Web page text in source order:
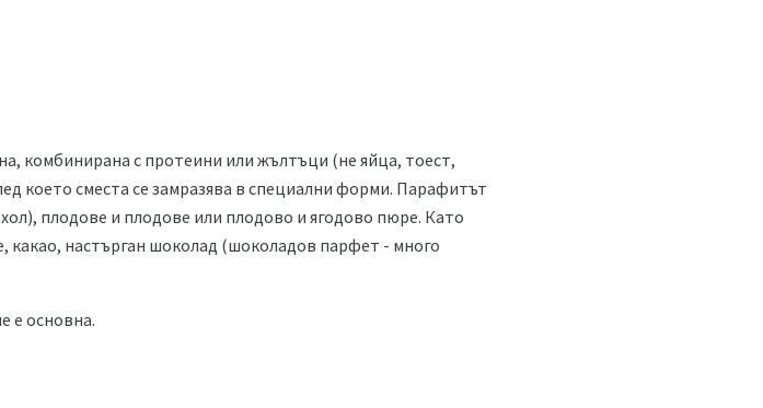
комбинирана с протеини или жълтъци (не яйца, тоест,
което сместа се замразява в специални форми. Парафитът
плодове и плодове или плодово и ягодово пюре. Като
какао, настърган шоколад (шоколадов парфет - много
е основна.